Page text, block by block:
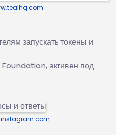
запускать токены и
активен под